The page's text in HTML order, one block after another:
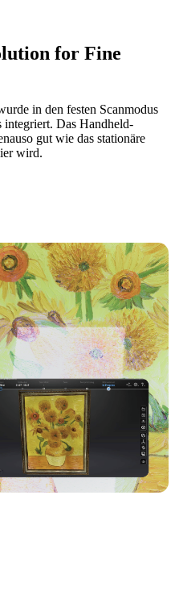
for Fine
in den festen Scanmodus
Das Handheld-
gut wie das stationäre
wird.